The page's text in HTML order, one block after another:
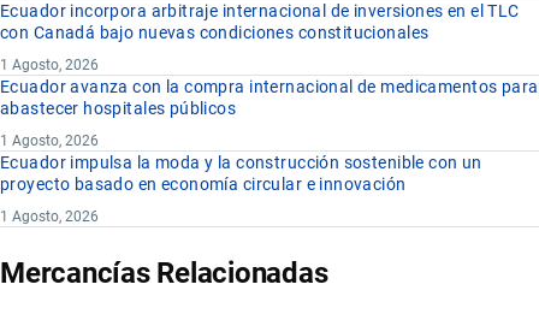
Ecuador incorpora arbitraje internacional de inversiones en el TLC
con Canadá bajo nuevas condiciones constitucionales
1 Agosto, 2026
Ecuador avanza con la compra internacional de medicamentos para
abastecer hospitales públicos
1 Agosto, 2026
Ecuador impulsa la moda y la construcción sostenible con un
proyecto basado en economía circular e innovación
1 Agosto, 2026
Mercancías Relacionadas